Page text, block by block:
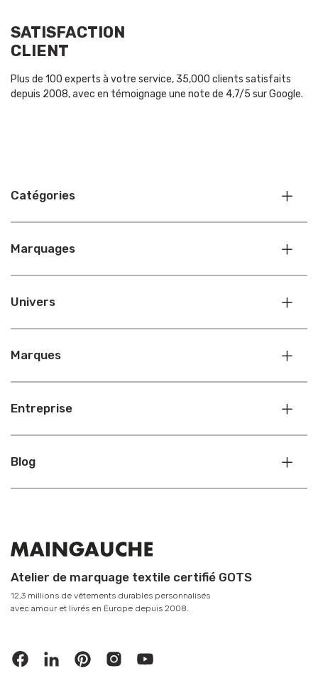
SATISFACTION
CLIENT
Plus de 100 experts à votre service, 35,000 clients satisfaits
depuis 2008, avec en témoignage une note de 4,7/5 sur Google.
Catégories
Marquages
Univers
Marques
Entreprise
Blog
Atelier de marquage textile certifié GOTS
12,3 millions de vêtements durables personnalisés
avec amour et livrés en Europe depuis 2008.